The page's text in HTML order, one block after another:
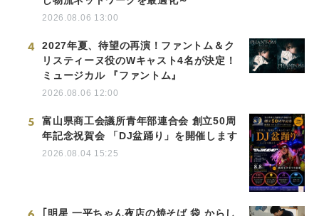
2026.08.06 13:00
4
2027年夏、待望の再演！ファントム＆ク
リスティーヌ役のWキャスト4名が決定！
ミュージカル 『ファントム』
2026.08.06 12:00
5
富山県商工会議所青年部連合会 創立50周
年記念祝賀会 「DJ盆踊り」を開催します
2026.08.04 15:25
｢明星 一平ちゃん夜店の焼そば 袋 からし